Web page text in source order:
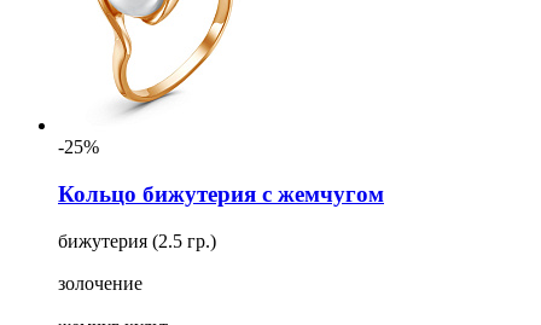
-25%
Кольцо бижутерия с жемчугом
бижутерия (2.5 гр.)
золочение